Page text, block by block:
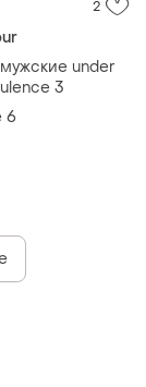
2
under
3
6